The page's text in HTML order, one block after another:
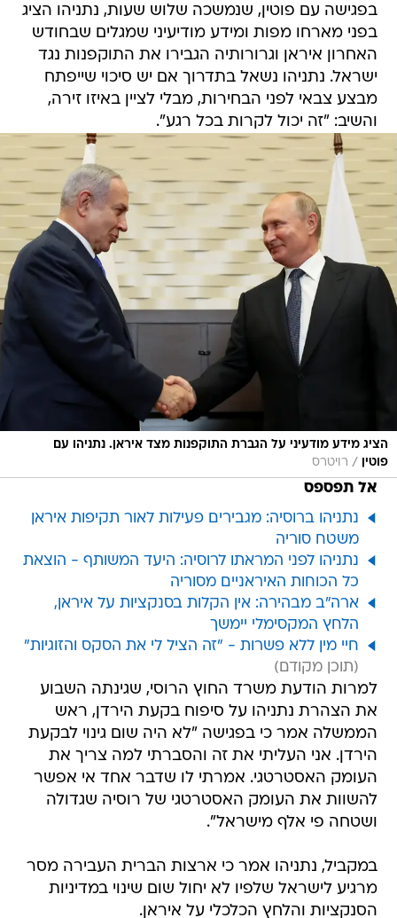
בפגישה עם פוטין, שנמשכה שלוש שעות, נתניהו הציג
בפני מארחו מפות ומידע מודיעיני שמגלים שבחודש
האחרון איראן וגרורותיה הגבירו את התוקפנות נגד
ישראל. נתניהו נשאל בתדרוך אם יש סיכוי שייפתח
מבצע צבאי לפני הבחירות, מבלי לציין באיזו זירה,
והשיב: "זה יכול לקרות בכל רגע".
הציג מידע מודעיני על הגברת התוקפנות מצד איראן. נתניהו עם
פוטין
/ רויטרס
אל תפספס
נתניהו ברוסיה: מגבירים פעילות לאור תקיפות איראן
משטח סוריה
נתניהו לפני המראתו לרוסיה: היעד המשותף - הוצאת
כל הכוחות האיראניים מסוריה
ארה"ב מבהירה: אין הקלות בסנקציות על איראן,
הלחץ המקסימלי יימשך
חיי מין ללא פשרות - "זה הציל לי את הסקס והזוגיות"
למרות הודעת משרד החוץ הרוסי, שגינתה השבוע
את הצהרת נתניהו על סיפוח בקעת הירדן, ראש
הממשלה אמר כי בפגישה "לא היה שום גינוי לבקעת
הירדן. אני העליתי את זה והסברתי למה צריך את
העומק האסטרטגי. אמרתי לו שדבר אחד אי אפשר
להשוות את העומק האסטרטגי של רוסיה שגדולה
ושטחה פי אלף מישראל".
במקביל, נתניהו אמר כי ארצות הברית העבירה מסר
מרגיע לישראל שלפיו לא יחול שום שינוי במדיניות
הסנקציות והלחץ הכלכלי על איראן.